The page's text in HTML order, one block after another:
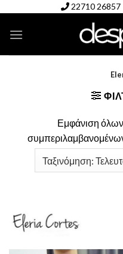
content
22710 26857
Εμφάνιση